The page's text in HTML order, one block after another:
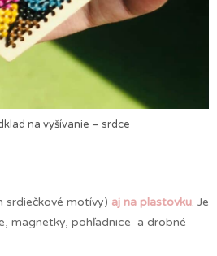
na vyšívanie – srdce
srdiečkové motívy) aj na plastovku. Je
magnetky, pohľadnice a drobné